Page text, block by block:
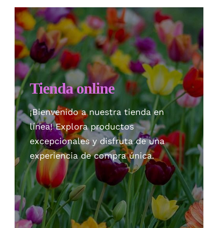
Checkout
Politica de privacidad
Tienda online
¡Bienvenido a nuestra tienda en
línea! Explora productos
excepcionales y disfruta de una
experiencia de compra única.